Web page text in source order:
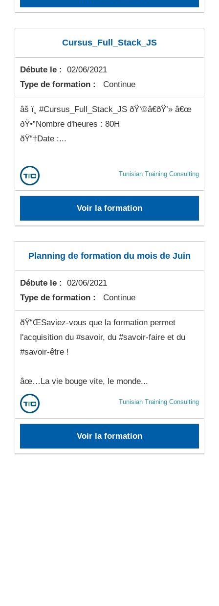
Cursus_Full_Stack_JS
Débute le :
02/06/2021
Type de formation :
Continue
âš ï¸ #Cursus_Full_Stack_JS ðŸ‘©â€ðŸ’» â€œ
ðŸ•”Nombre d'heures : 80H
ðŸ“†Date :...
Tunisian Training Consulting
Voir la formation
Planning de formation du mois de Juin
Débute le :
02/06/2021
Type de formation :
Continue
ðŸ“ŒSaviez-vous que la formation permet
l'acquisition du #savoir, du #savoir-faire et du
#savoir-être !
âœ…La vie bouge vite, le monde...
Tunisian Training Consulting
Voir la formation